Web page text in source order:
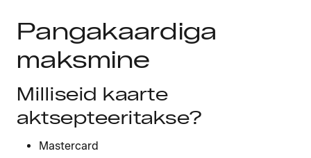
Pangakaardiga
maksmine
Milliseid kaarte
aktsepteeritakse?
Mastercard